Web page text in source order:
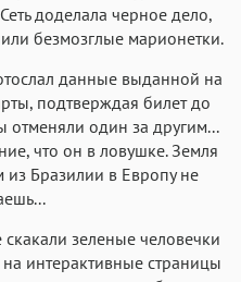
доделала черное дело,
безмозглые марионетки.
данные выданной на
подтверждая билет до
один за другим...
что он в ловушке. Земля
из Бразилии в Европу не
зеленые человечки
интерактивные страницы